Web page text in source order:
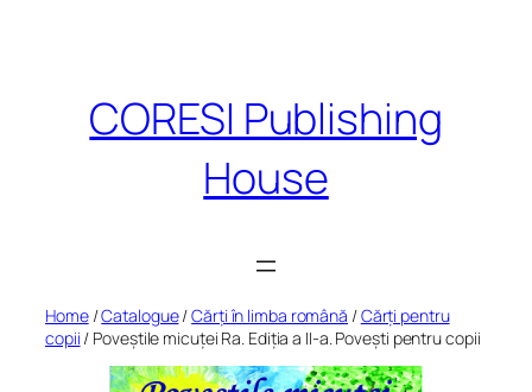
CORESI Publishing
House
Home/Catalogue/Cărți în limba română /Cărți pentru
copii / Poveștile micuței Ra. Ediția a II-a. Povești pentru copii